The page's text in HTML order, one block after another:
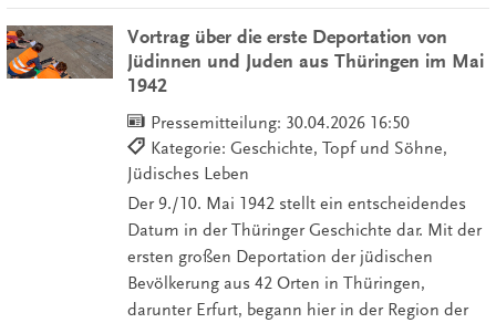
Vortrag über die erste Deportation von
Jüdinnen und Juden aus Thüringen im Mai
1942
Pressemitteilung: 30.04.2026 16:50
Kategorie: Geschichte, Topf und Söhne,
Jüdisches Leben
Der 9./10. Mai 1942 stellt ein entscheidendes
Datum in der Thüringer Geschichte dar. Mit der
ersten großen Deportation der jüdischen
Bevölkerung aus 42 Orten in Thüringen,
darunter Erfurt, begann hier in der Region der